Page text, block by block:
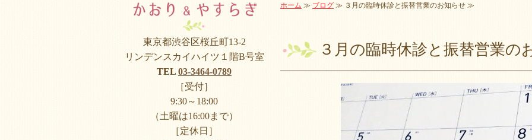
ホーム ≫ ブログ ≫ ３月の臨時休診と振替営業のお知らせ ≫
３月の臨時休診と振替営業の
東京都渋谷区桜丘町13-2
リンデンスカイハイツ１階B号室
TEL 03-3464-0789
［受付］
9:30～18:00
（土曜は16:00まで）
［定休日］